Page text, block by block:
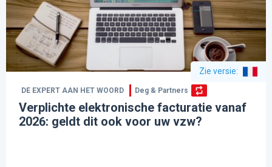
Zie versie:
DE EXPERT AAN HET WOORD Deg & Partners
Verplichte elektronische facturatie vanaf
2026: geldt dit ook voor uw vzw?